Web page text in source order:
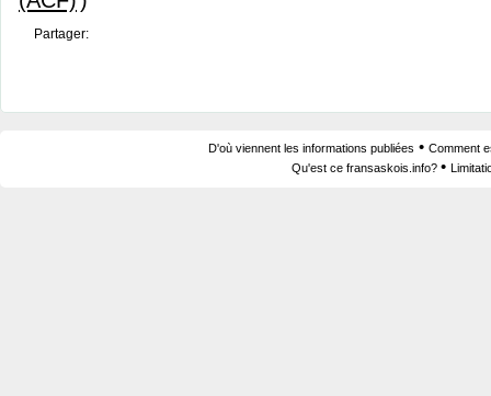
Partager:
D'où viennent les informations publiées • Comment
Qu'est ce fransaskois.info? •